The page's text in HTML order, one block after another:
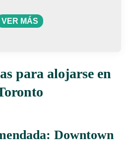
VER MÁS
para alojarse en
Downtown